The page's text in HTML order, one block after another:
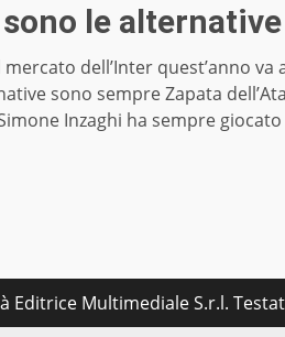
le alternative
dell’Inter quest’anno
sono sempre Zapata
Inzaghi ha sempre
Editrice Multimediale S.r.l.